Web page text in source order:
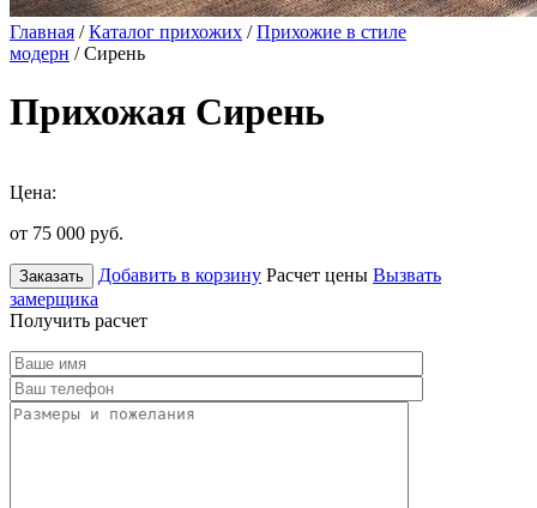
Главная /Каталог прихожих /Прихожие в стиле
модерн / Сирень
Прихожая Сирень
Цена:
от 75 000 руб.
Заказать Добавить в корзину Расчет цены Вызвать
замерщика
Получить расчет